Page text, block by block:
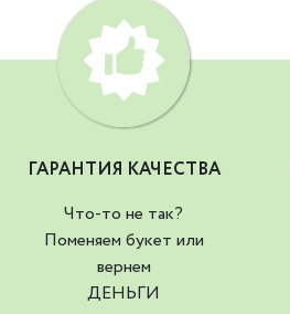
ГАРАНТИЯ КАЧЕСТВА
Что-то не так?
Поменяем букет или
вернем
ДЕНЬГИ